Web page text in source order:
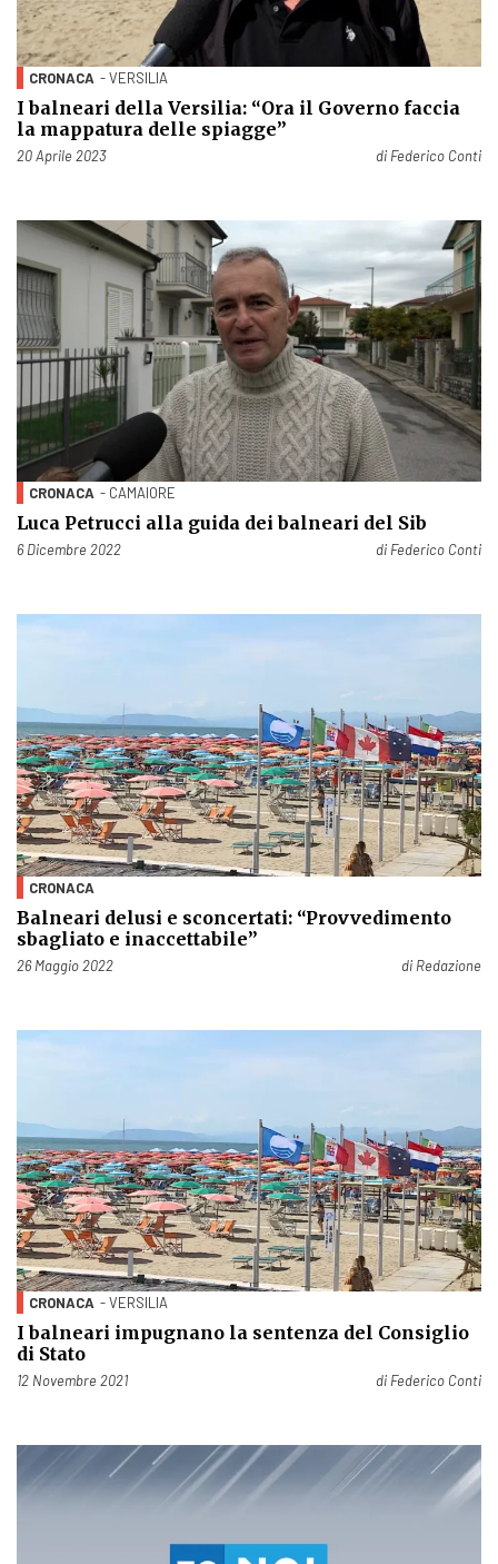
CRONACA - VERSILIA
I balneari della Versilia: “Ora il Governo faccia
la mappatura delle spiagge”
Pubblicato il
20 Aprile 2023 di Federico Conti
CRONACA - CAMAIORE
Luca Petrucci alla guida dei balneari del Sib
Pubblicato il
6 Dicembre 2022 di Federico Conti
CRONACA
Balneari delusi e sconcertati: “Provvedimento
sbagliato e inaccettabile”
Pubblicato il
26 Maggio 2022 di Redazione
CRONACA - VERSILIA
I balneari impugnano la sentenza del Consiglio
di Stato
Pubblicato il
12 Novembre 2021 di Federico Conti